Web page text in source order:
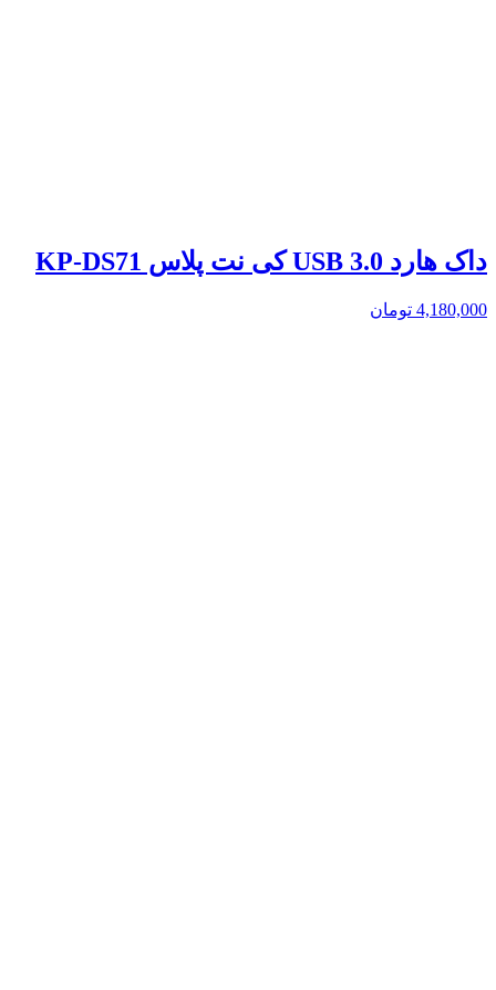
داک هارد USB 3.0 کی نت پلاس KP-DS71
4,180,000 تومان